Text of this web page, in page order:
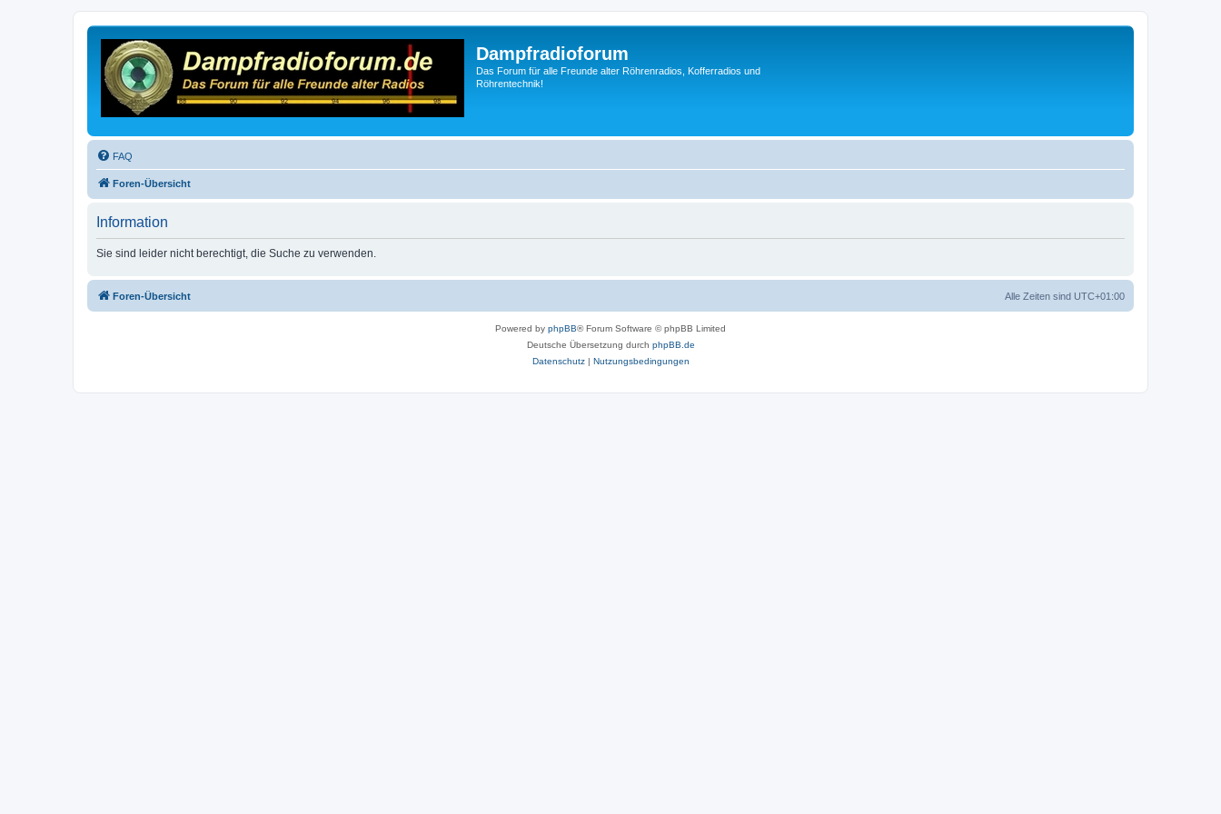
Dampfradioforum
Das Forum für alle Freunde alter Röhrenradios, Kofferradios und
Röhrentechnik!
FAQ
Foren-Übersicht
Information
Sie sind leider nicht berechtigt, die Suche zu verwenden.
Foren-Übersicht Alle Zeiten sind UTC+01:00
Powered by phpBB® Forum Software © phpBB Limited
Deutsche Übersetzung durch phpBB.de
Datenschutz| Nutzungsbedingungen